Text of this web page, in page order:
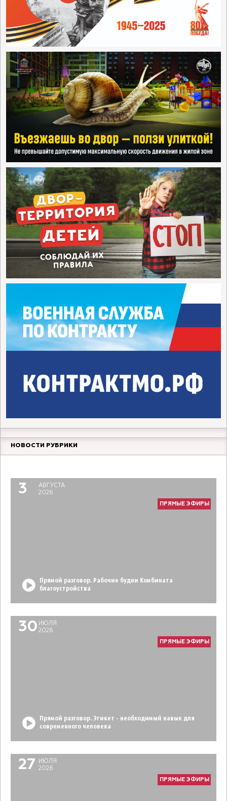
НОВОСТИ РУБРИКИ
6
Прямой разговор. Молодой педагог
3
АВГУСТА
2026
ПРЯМЫЕ ЭФИРЫ
Прямой разговор. Рабочие будни Комбината
благоустройства
30 ИЮЛЯ
2026
ПРЯМЫЕ ЭФИРЫ
Прямой разговор. Этикет - необходимый навык для
современного человека
27
ИЮЛЯ
2026
ПРЯМЫЕ ЭФИРЫ